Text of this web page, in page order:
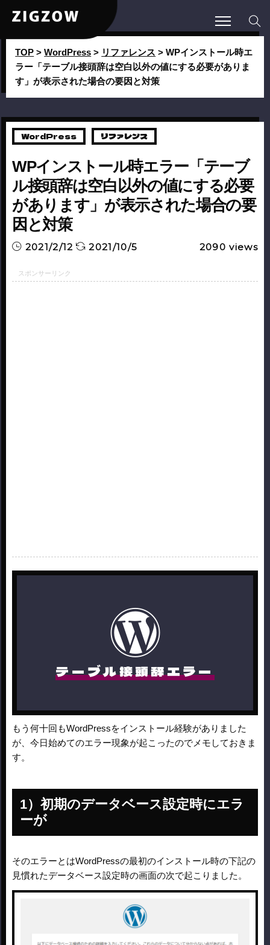
TOP >WordPress > リファレンス >WPインストール時エ
ラー「テーブル接頭辞は空白以外の値にする必要がありま
す」が表示された場合の要因と対策
WordPress リファレンス
WPインストール時エラー「テーブ
ル接頭辞は空白以外の値にする必要
があります」が表示された場合の要
因と対策
2021/2/12 2021/10/5 2090views
テーブル接頭辞エラー
もう何十回もWordPressをインストール経験がありました
が、今日始めてのエラー現象が起こったのでメモしておきま
す。
初期のデータベース設定時にエラ
ーが
そのエラーとはWordPressの最初のインストール時の下記の
見慣れたデータベース設定時の画面の次で起こりました。